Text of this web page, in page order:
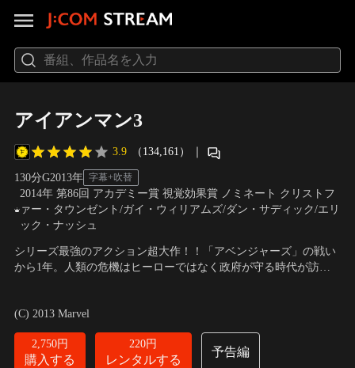
アイアンマン3
3.9 （134,161） ｜
130分G2013年 字幕+吹替
2014年 第86回 アカデミー賞 視覚効果賞 ノミネート クリストフ
ァー・タウンゼント/ガイ・ウィリアムズ/ダン・サディック/エリ
ック・ナッシュ
シリーズ最強のアクション超大作！！「アベンジャーズ」の戦い
から1年。人類の危機はヒーローではなく政府が守る時代が訪れ
覆を企む謎の男に全てを奪われてしまう…。愛するものを救うた
め、アイアンマン“最後”にして“最大”の戦いがはじまる！
(C) 2013 Marvel
2,750円
購入する
220円
レンタルする
予告編